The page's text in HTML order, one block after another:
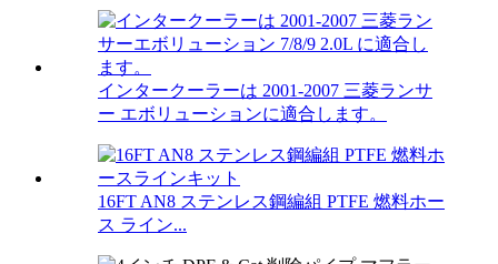
インタークーラーは 2001-2007 三菱ランサ
ー エボリューションに適合します。
16FT AN8 ステンレス鋼編組 PTFE 燃料ホー
ス ライン...